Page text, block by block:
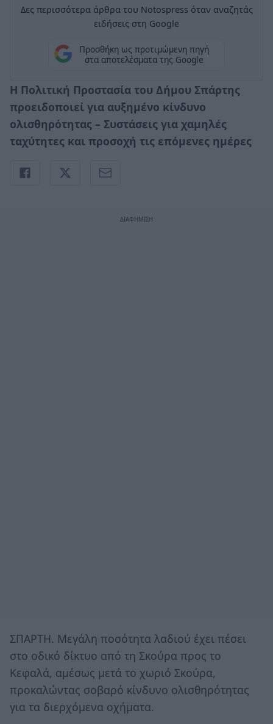
Δες περισσότερα άρθρα του Notospress όταν αναζητάς
ειδήσεις στη Google
Προσθήκη ως προτιμώμενη πηγή
στα αποτελέσματα της Google
Η Πολιτική Προστασία του Δήμου Σπάρτης
προειδοποιεί για αυξημένο κίνδυνο
ολισθηρότητας – Συστάσεις για χαμηλές
ταχύτητες και προσοχή τις επόμενες ημέρες
ΣΠΑΡΤΗ. Μεγάλη ποσότητα λαδιού έχει πέσει
στο οδικό δίκτυο από τη Σκούρα προς το
Κεφαλά, αμέσως μετά το χωριό Σκούρα,
προκαλώντας σοβαρό κίνδυνο ολισθηρότητας
για τα διερχόμενα οχήματα.